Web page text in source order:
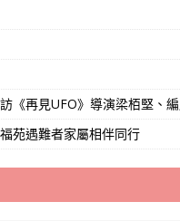
《再見UFO》導演梁栢堅、
苑遇難者家屬相伴同行